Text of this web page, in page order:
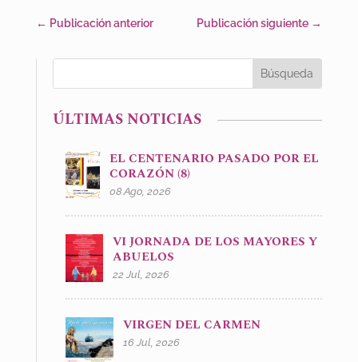
← Publicación anterior Publicación siguiente →
ÚLTIMAS NOTICIAS
EL CENTENARIO PASADO POR EL
CORAZÓN (8)
08 Ago, 2026
VI JORNADA DE LOS MAYORES Y
ABUELOS
22 Jul, 2026
VIRGEN DEL CARMEN
16 Jul, 2026